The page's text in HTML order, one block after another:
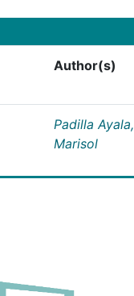
Author(s)
Padilla Ayala,
Marisol